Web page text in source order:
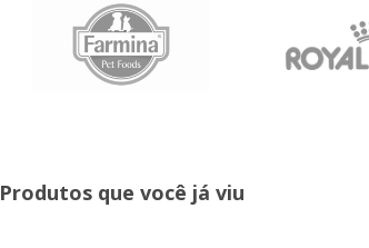
Produtos que você já viu